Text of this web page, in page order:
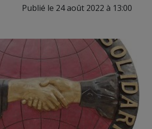
Publié le 24 août 2022 à 13:00